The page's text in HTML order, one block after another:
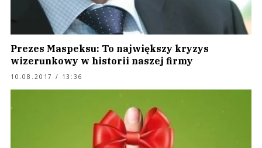
Prezes Maspeksu: To największy kryzys
wizerunkowy w historii naszej firmy
10.08.2017 / 13:36